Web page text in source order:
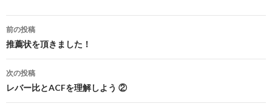
投
稿
ナ
前の投稿
推薦状を頂きました！
次の投稿
レバー比とACFを理解しよう ②